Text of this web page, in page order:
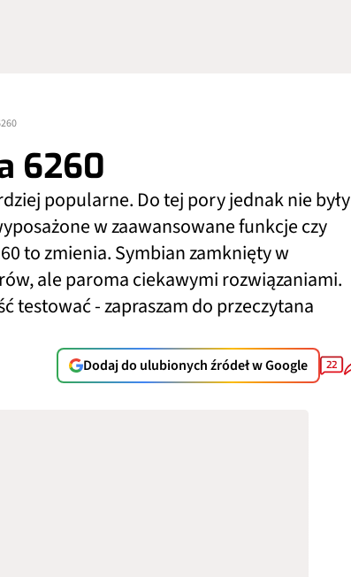
6260
popularne. Do tej pory jednak nie były
w zaawansowane funkcje czy
to zmienia. Symbian zamknięty w
ale paroma ciekawymi rozwiązaniami.
testować - zapraszam do przeczytana
Dodaj do ulubionych źródeł w Google 22